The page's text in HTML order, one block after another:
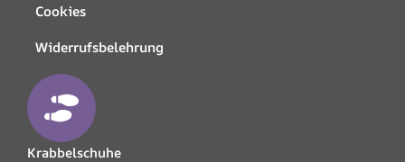
Cookies
Widerrufsbelehrung
Krabbelschuhe